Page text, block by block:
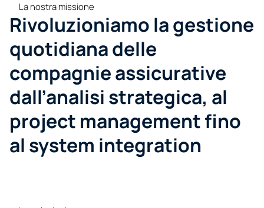
La nostra missione
Rivoluzioniamo la gestione
quotidiana delle
compagnie assicurative
dall’analisi strategica, al
project management fino
al system integration